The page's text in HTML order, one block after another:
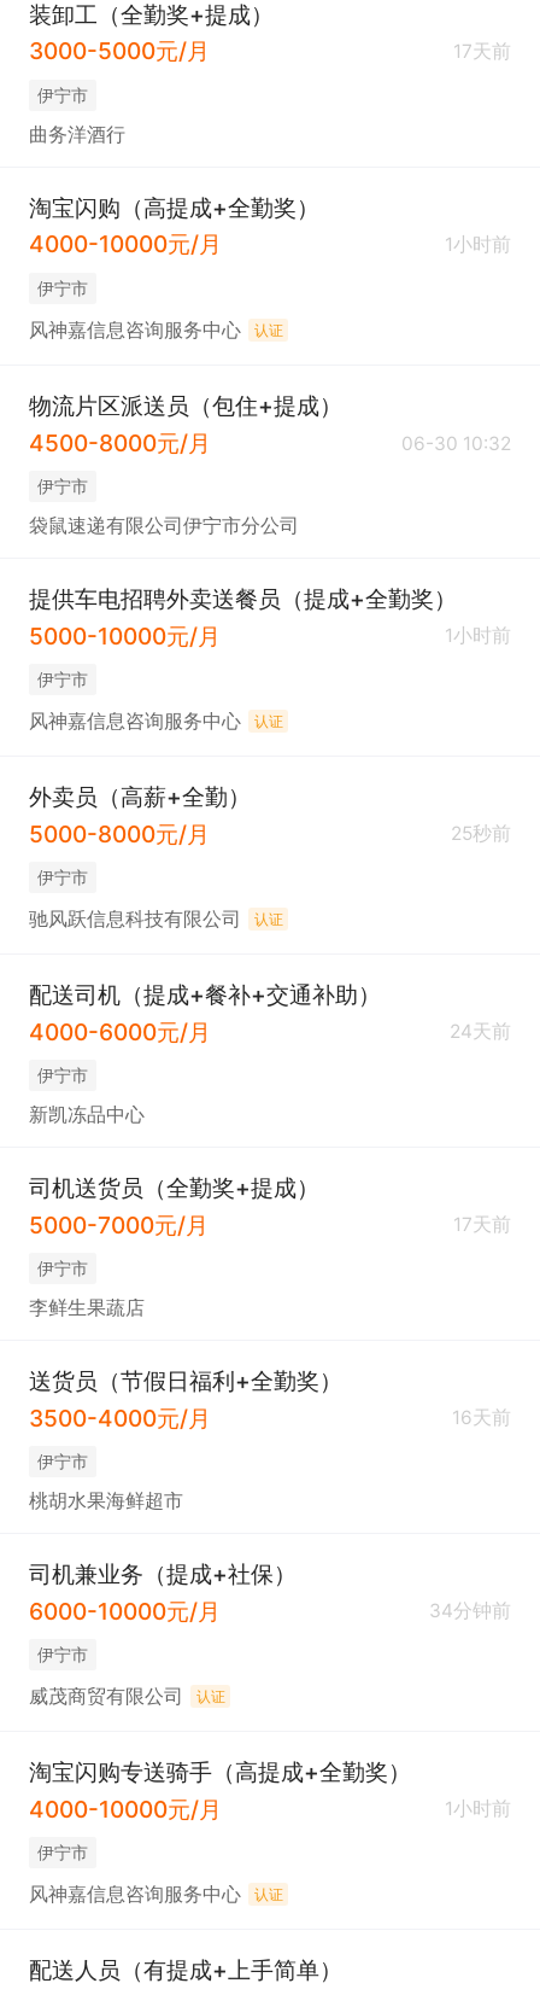
装卸工（全勤奖+提成）
3000-5000元/月
17天前
伊宁市
曲务洋酒行
淘宝闪购（高提成+全勤奖）
4000-10000元/月
1小时前
伊宁市
风神嘉信息咨询服务中心 认证
物流片区派送员（包住+提成）
4500-8000元/月
06-30 10:32
伊宁市
袋鼠速递有限公司伊宁市分公司
提供车电招聘外卖送餐员（提成+全勤奖）
5000-10000元/月
1小时前
伊宁市
风神嘉信息咨询服务中心 认证
外卖员（高薪+全勤）
5000-8000元/月
25秒前
伊宁市
驰风跃信息科技有限公司 认证
配送司机（提成+餐补+交通补助）
4000-6000元/月
24天前
伊宁市
新凯冻品中心
司机送货员（全勤奖+提成）
5000-7000元/月
17天前
伊宁市
李鲜生果蔬店
送货员（节假日福利+全勤奖）
3500-4000元/月
16天前
伊宁市
桃胡水果海鲜超市
司机兼业务（提成+社保）
6000-10000元/月
34分钟前
伊宁市
威茂商贸有限公司 认证
淘宝闪购专送骑手（高提成+全勤奖）
4000-10000元/月
1小时前
伊宁市
风神嘉信息咨询服务中心 认证
配送人员（有提成+上手简单）